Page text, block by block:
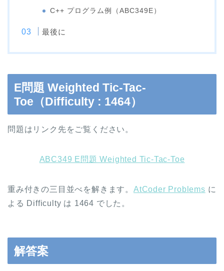
C++ プログラム例（ABC349E）
最後に
E問題 Weighted Tic-Tac-
Toe（Difficulty : 1464）
問題はリンク先をご覧ください。
ABC349 E問題 Weighted Tic-Tac-Toe
重み付きの三目並べを解きます。 AtCoder Problems に
よる Difficulty は 1464 でした。
解答案